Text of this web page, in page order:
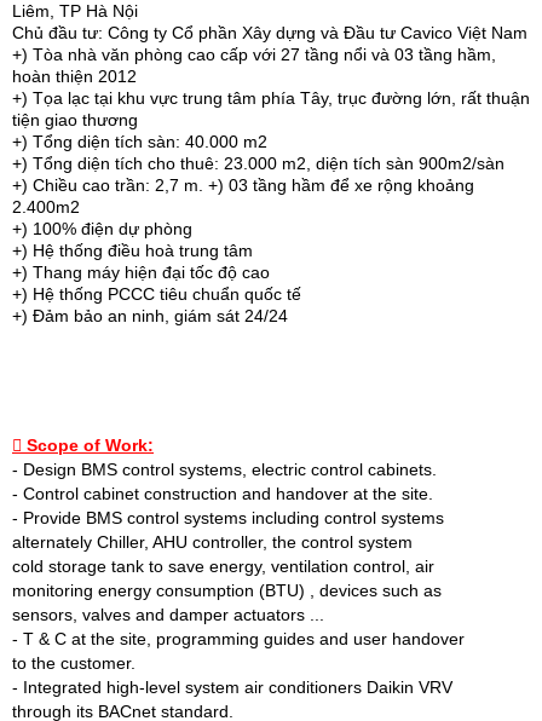
Liêm, TP Hà Nội
Chủ đầu tư: Công ty Cổ phần Xây dựng và Đầu tư Cavico Việt Nam
+) Tòa nhà văn phòng cao cấp với 27 tầng nổi và 03 tầng hầm,
hoàn thiện 2012
+) Tọa lạc tại khu vực trung tâm phía Tây, trục đường lớn, rất thuận
tiện giao thương
+) Tổng diện tích sàn: 40.000 m2
+) Tổng diện tích cho thuê: 23.000 m2, diện tích sàn 900m2/sàn
+) Chiều cao trần: 2,7 m. +) 03 tầng hầm để xe rộng khoảng
2.400m2
+) 100% điện dự phòng
+) Hệ thống điều hoà trung tâm
+) Thang máy hiện đại tốc độ cao
+) Hệ thống PCCC tiêu chuẩn quốc tế
+) Đảm bảo an ninh, giám sát 24/24
 Scope of Work:
- Design BMS control systems, electric control cabinets.
- Control cabinet construction and handover at the site.
- Provide BMS control systems including control systems
alternately Chiller, AHU controller, the control system
cold storage tank to save energy, ventilation control, air
monitoring energy consumption (BTU) , devices such as
sensors, valves and damper actuators ...
- T & C at the site, programming guides and user handover
to the customer.
- Integrated high-level system air conditioners Daikin VRV
through its BACnet standard.